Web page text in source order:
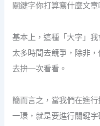
關鍵字你打算寫什麼文章
基本上，這種「大字」
太多時間去競爭，除非
去拚一次看看。
簡而言之，當我們在進
一環，就是要進行關鍵